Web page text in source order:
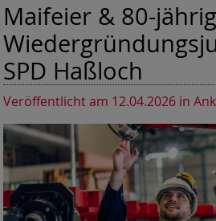
Maifeier & 80-
SPD Haßloch
Veröffentlicht am 12.04.2026 in